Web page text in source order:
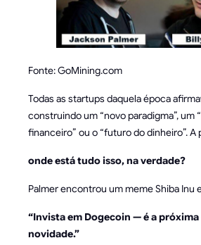
Fonte: GoMining.com
Todas as startups daquela época
construindo um “novo paradigma”, um
financeiro” ou o “futuro do dinheiro”. A
onde está tudo isso, na verdade?
Palmer encontrou um meme Shiba Inu
“Invista em Dogecoin — é a
novidade.”